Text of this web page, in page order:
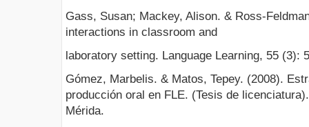
Gass, Susan; Mackey, Alison. & Ross-
interactions in classroom and
laboratory setting. Language Learning, 55 (3):
Gómez, Marbelis. & Matos, Tepey. (2008).
producción oral en FLE. (Tesis de
Mérida.